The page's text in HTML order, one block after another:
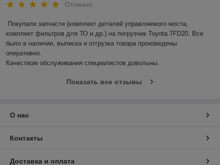
Отлично
Покупали запчасти (комплект деталей управляемого моста,
комплект фильтров для ТО и др.) на погрузчик Toyota 7FD20. Все
было в наличии, выписка и отгрузка товара произведены
оперативно.
Качеством обслуживания специалистов довольны.
Показать все отзывы
О нас
Контакты
Доставка и оплата